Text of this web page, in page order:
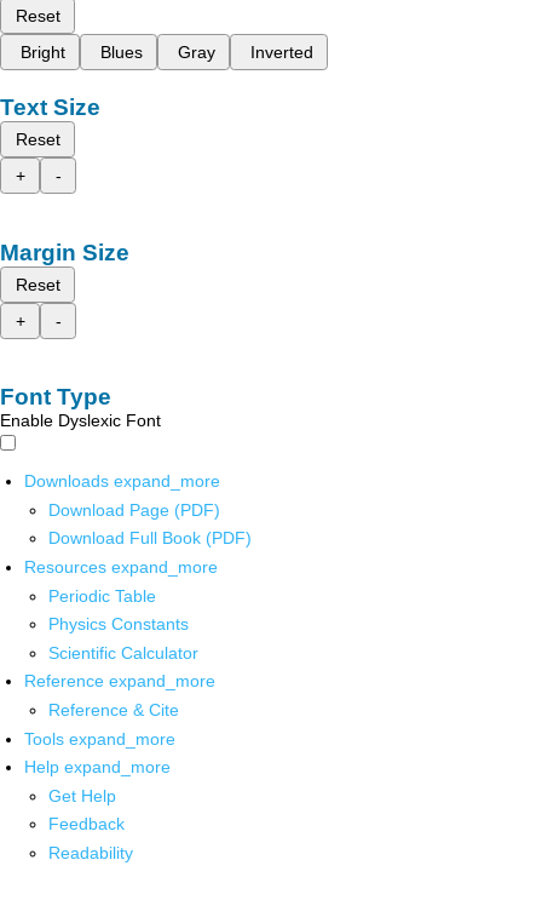
Reset
Bright
Blues Gray Inverted
Text Size
Reset
+
-
Margin Size
Reset
+
-
Font Type
Enable Dyslexic Font
Downloads expand_more
Download Page (PDF)
Download Full Book (PDF)
Resources expand_more
Periodic Table
Physics Constants
Scientific Calculator
Reference expand_more
Reference & Cite
Tools expand_more
Help expand_more
Get Help
Feedback
Readability